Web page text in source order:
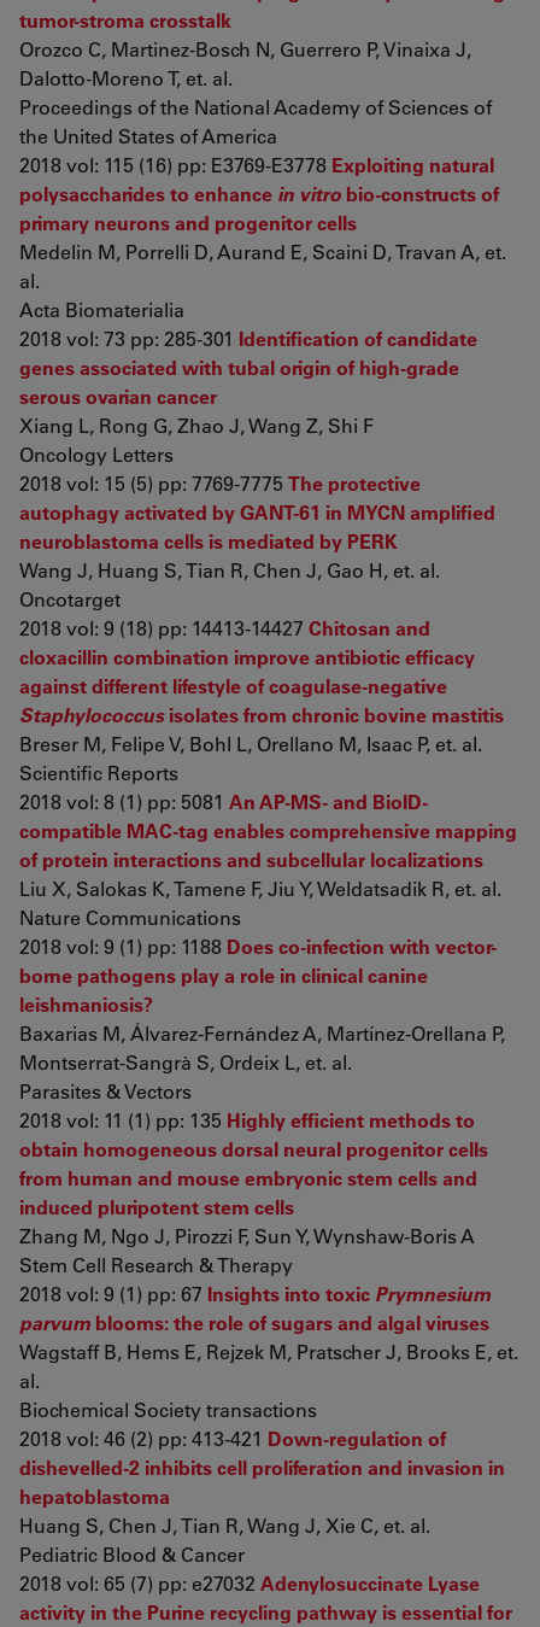
tumor-stroma crosstalk
Orozco C, Martinez-Bosch N, Guerrero P, Vinaixa J,
Dalotto-Moreno T, et. al.
Proceedings of the National Academy of Sciences of
the United States of America
2018 vol: 115 (16) pp: E3769-E3778 Exploiting natural
polysaccharides to enhance in vitro bio-constructs of
primary neurons and progenitor cells
Medelin M, Porrelli D, Aurand E, Scaini D, Travan A, et.
al.
Acta Biomaterialia
2018 vol: 73 pp: 285-301 Identification of candidate
genes associated with tubal origin of high‑grade
serous ovarian cancer
Xiang L, Rong G, Zhao J, Wang Z, Shi F
Oncology Letters
2018 vol: 15 (5) pp: 7769-7775 The protective
autophagy activated by GANT-61 in MYCN amplified
neuroblastoma cells is mediated by PERK
Wang J, Huang S, Tian R, Chen J, Gao H, et. al.
Oncotarget
2018 vol: 9 (18) pp: 14413-14427 Chitosan and
cloxacillin combination improve antibiotic efficacy
against different lifestyle of coagulase-negative
Staphylococcusisolates from chronic bovine mastitis
Breser M, Felipe V, Bohl L, Orellano M, Isaac P, et. al.
Scientific Reports
2018 vol: 8 (1) pp: 5081 An AP-MS- and BioID-
compatible MAC-tag enables comprehensive mapping
of protein interactions and subcellular localizations
Liu X, Salokas K, Tamene F, Jiu Y, Weldatsadik R, et. al.
Nature Communications
2018 vol: 9 (1) pp: 1188 Does co-infection with vector-
borne pathogens play a role in clinical canine
leishmaniosis?
Baxarias M, Álvarez-Fernández A, Martínez-Orellana P,
Montserrat-Sangrà S, Ordeix L, et. al.
Parasites & Vectors
2018 vol: 11 (1) pp: 135 Highly efficient methods to
obtain homogeneous dorsal neural progenitor cells
from human and mouse embryonic stem cells and
induced pluripotent stem cells
Zhang M, Ngo J, Pirozzi F, Sun Y, Wynshaw-Boris A
Stem Cell Research & Therapy
2018 vol: 9 (1) pp: 67 Insights into toxic Prymnesium
parvum blooms: the role of sugars and algal viruses
Wagstaff B, Hems E, Rejzek M, Pratscher J, Brooks E, et.
al.
Biochemical Society transactions
2018 vol: 46 (2) pp: 413-421 Down-regulation of
dishevelled-2 inhibits cell proliferation and invasion in
hepatoblastoma
Huang S, Chen J, Tian R, Wang J, Xie C, et. al.
Pediatric Blood & Cancer
2018 vol: 65 (7) pp: e27032 Adenylosuccinate Lyase
activity in the Purine recycling pathway is essential for